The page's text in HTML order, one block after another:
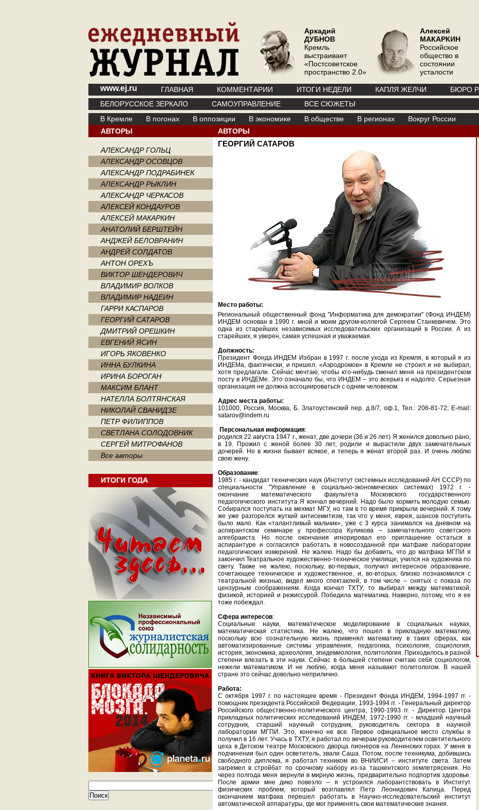
Аркадий
ДУБНОВ
Кремль
выстраивает
«Постсоветское
пространство 2.0»
Алексей
МАКАРКИН
Российское
общество в
состоянии
усталости
www.ej.ru ГЛАВНАЯ КОММЕНТАРИИ ИТОГИ НЕДЕЛИ КАПЛЯ ЖЕЛЧИ
БЮРО
БЕЛОРУССКОЕ ЗЕРКАЛО
САМОУПРАВЛЕНИЕ
ВСЕ СЮЖЕТЫ
В Кремле
В погонах В оппозиции В экономике В обществе В регионах Вокруг России
АВТОРЫ
АЛЕКСАНДР ГОЛЬЦ
АЛЕКСАНДР ОСОВЦОВ
АЛЕКСАНДР ПОДРАБИНЕК
АЛЕКСАНДР РЫКЛИН
АЛЕКСАНДР ЧЕРКАСОВ
АЛЕКСЕЙ КОНДАУРОВ
АЛЕКСЕЙ МАКАРКИН
АНАТОЛИЙ БЕРШТЕЙН
АНДЖЕЙ БЕЛОВРАНИН
АНДРЕЙ СОЛДАТОВ
АНТОН ОРЕХЪ
ВИКТОР ШЕНДЕРОВИЧ
ВЛАДИМИР ВОЛКОВ
ВЛАДИМИР НАДЕИН
ГАРРИ КАСПАРОВ
ГЕОРГИЙ САТАРОВ
ДМИТРИЙ ОРЕШКИН
ЕВГЕНИЙ ЯСИН
ИГОРЬ ЯКОВЕНКО
ИННА БУЛКИНА
ИРИНА БОРОГАН
МАКСИМ БЛАНТ
НАТЕЛЛА БОЛТЯНСКАЯ
НИКОЛАЙ СВАНИДЗЕ
ПЕТР ФИЛИППОВ
СВЕТЛАНА СОЛОДОВНИК
СЕРГЕЙ МИТРОФАНОВ
Все авторы
АВТОРЫ
ГЕОРГИЙ САТАРОВ
Место работы:
Региональный общественный фонд "Информатика для демократии" (Фонд ИНДЕМ)
ИНДЕМ основан в 1990 г. мной и моим другом-коллегой Сергеем Станкевичем. Это
одна из старейших независимых исследовательских организаций в России. А из
старейших, я уверен, самая успешная и уважаемая.
Должность:
Президент Фонда ИНДЕМ Избран в 1997 г. после ухода из Кремля, в который я из
ИНДЕМа, фактически, и пришел. «Аэродромов» в Кремле не строил и не выбирал,
хотя предлагали. Сейчас мечтаю, чтобы кто-нибудь сменил меня на президентском
посту в ИНДЕМе. Это означало бы, что ИНДЕМ – это всерьез и надолго. Серьезная
организация не должна ассоциироваться с одним человеком.
Адрес места работы:
101000, Россия, Москва, Б. Златоустинский пер. д.8/7, оф.1, Тел.: 206-81-72; E-mail:
satarov@indem.ru
Персональная информация:
родился 22 августа 1947 г., женат, две дочери (36 и 26 лет) Я женился довольно рано,
в 19. Прожил с женой более 30 лет, родили и вырастили двух замечательных
дочерей. Но в жизни бывает всякое, и теперь я женат второй раз. И очень люблю
свою жену.
Образование:
1985 г. - кандидат технических наук (Институт системных исследований АН СССР) по
специальности "Управление в социально-экономических системах) 1972 г. -
окончание математического факультета Московского государственного
педагогического института Я кончал вечерний. Надо было кормить молодую семью.
Собирался поступать на мехмат МГУ, но там в то время прикрыли вечерний. К тому
же уже разгорелся жуткий антисемитизм, так что у меня, еврея, шансов поступить
было мало. Как «талантливый мальчик», уже с 3 курса занимался на дневном на
аспирантском семинаре у профессора Куликова – замечательного советского
алгебраиста. Но после окончания игнорировал его приглашение остаться в
аспирантуре и согласился работать в новосозданной при матфаке лаборатории
педагогических измерений. Не жалею. Надо бы добавить, что до матфака МГПИ я
закончил Театральное художественно-техническое училище; учился на художника по
свету. Также не жалею, поскольку, во-первых, получил интересное образование,
сочетающее техническое и художественное, и, во-вторых, близко познакомился с
театральной жизнью; видел много спектаклей, в том числе – снятых с показа по
цензурным соображениям. Когда кончал ТХТУ, то выбирал между математикой,
физикой, историей и режиссурой. Победила математика. Наверно, потому, что я ее
тоже побеждал.
Сфера интересов:
Социальные науки, математическое моделирование в социальных науках,
математическая статистика. Не жалею, что пошел в прикладную математику,
поскольку всю сознательную жизнь применял математику в таких сферах, как
автоматизированные системы управления, педагогика, психология, социология,
история, экономика, археология, эпидемиология, политология. Приходилось в разной
степени влезать в эти науки. Сейчас в большей степени считаю себя социологом,
нежели математиком. И не люблю, когда меня называют политологом. В нашей
стране это сейчас довольно неприлично.
Работа:
С октября 1997 г. по настоящее время - Президент Фонда ИНДЕМ, 1994-1997 гг. -
помощник президента Российской Федерации, 1993-1994 гг. - Генеральный директор
Российского общественно-политического центра, 1990-1993 гг. - Директор Центра
прикладных политических исследований ИНДЕМ, 1972-1990 гг. - младший научный
сотрудник, старший научный сотрудник, руководитель сектора в научной
лаборатории МГПИ. Это, конечно не все. Первое официальное место службы я
получил в 16 лет. Учась в ТХТУ, я работал по вечерам руководителем осветительного
цеха в Детском театре Московского дворца пионеров на Ленинских горах. У меня в
подчинении был один осветитель, звали Саша. Потом, после техникума, добившись
свободного диплома, я работал техником во ВНИИСИ – институте света. Затем
загремел в стройбат по срочному набору из-за ташкентского землетрясения. Но
через полгода меня вернули в мирную жизнь, предварительно подпортив здоровье.
После армии мне дико повезло – я устроился лаборантствовать в Институт
физических проблем, который возглавлял Петр Леонидович Капица. Перед
окончанием матфака перешел работать в Научно-исследовательский институт
автоматической аппаратуры, где мог применять свои математические знания.